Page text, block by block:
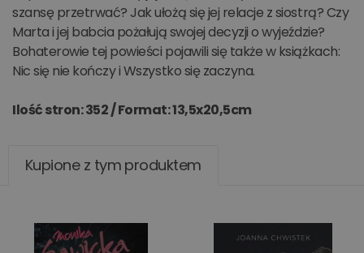
szansę przetrwać? Jak ułożą się jej relacje z siostrą? Czy
Marta i jej babcia pożałują swojej decyzji o wyjeździe?
Bohaterowie tej powieści pojawili się także w książkach:
Nic się nie kończy i Wszystko się zaczyna.
Ilość stron: 352 /Format: 13,5x20,5cm
Kupione z tym produktem